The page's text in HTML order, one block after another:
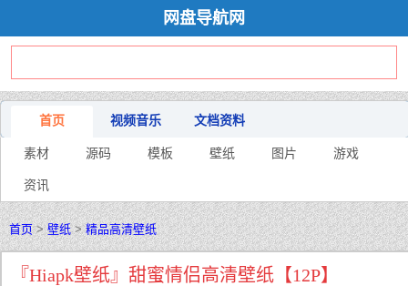
网盘导航网
首页 视频音乐 文档资料
素材 源码 模板 壁纸 图片 游戏
资讯
首页>壁纸>精品高清壁纸
『Hiapk壁纸』甜蜜情侣高清壁纸【12P】